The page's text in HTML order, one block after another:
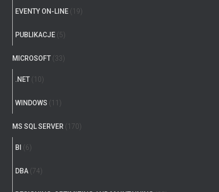
EVENTY ON-LINE (19)
PUBLIKACJE (5)
MICROSOFT (33)
.NET (10)
WINDOWS (11)
MS SQL SERVER (170)
BI (6)
DBA (74)